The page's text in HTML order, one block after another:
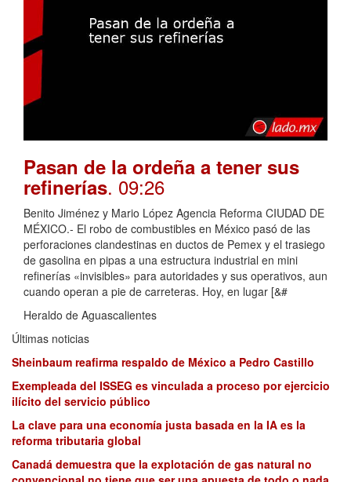
Pasan de la ordeña a tener sus
refinerías. 09:26
Benito Jiménez y Mario López Agencia Reforma CIUDAD DE
MÉXICO.- El robo de combustibles en México pasó de las
perforaciones clandestinas en ductos de Pemex y el trasiego
de gasolina en pipas a una estructura industrial en mini
refinerías «invisibles» para autoridades y sus operativos, aun
cuando operan a pie de carreteras. Hoy, en lugar [&#
Heraldo de Aguascalientes
Últimas noticias
Sheinbaum reafirma respaldo de México a Pedro Castillo
Exempleada del ISSEG es vinculada a proceso por ejercicio
ilícito del servicio público
La clave para una economía justa basada en la IA es la
reforma tributaria global
Canadá demuestra que la explotación de gas natural no